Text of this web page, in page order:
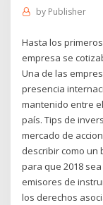
by Publisher
Hasta los
empresa se
Una de las
presencia
mantenido entre
país. Tips de
mercado de
describir como un
para que 2018
emisores de
los derechos